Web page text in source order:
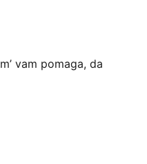
vam pomaga, da